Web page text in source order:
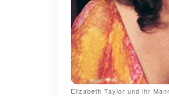
Elizabeth Taylor und ihr